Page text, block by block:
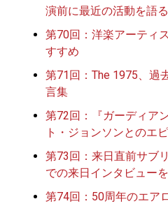
演前に最近の活動を語る
第70回：洋楽アーティ
すすめ
第71回：The 1975、過
言集
第72回：『ガーディア
ト・ジョンソンとのエ
第73回：来日直前サブ
での来日インタビュー
第74回：50周年のエア